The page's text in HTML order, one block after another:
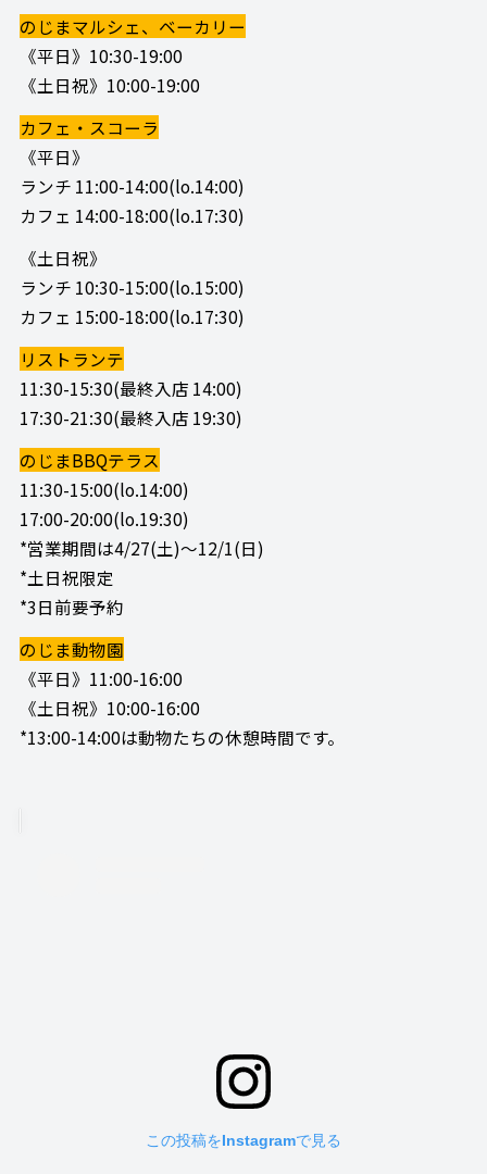
のじまマルシェ、ベーカリー
《平日》10:30-19:00
《土日祝》10:00-19:00
カフェ・スコーラ
《平日》
ランチ 11:00-14:00(lo.14:00)
カフェ 14:00-18:00(lo.17:30)
《土日祝》
ランチ 10:30-15:00(lo.15:00)
カフェ 15:00-18:00(lo.17:30)
リストランテ
11:30-15:30(最終入店 14:00)
17:30-21:30(最終入店 19:30)
のじまBBQテラス
11:30-15:00(lo.14:00)
17:00-20:00(lo.19:30)
*営業期間は4/27(土)～12/1(日)
*土日祝限定
*3日前要予約
のじま動物園
《平日》11:00-16:00
《土日祝》10:00-16:00
*13:00-14:00は動物たちの休憩時間です。
この投稿をInstagramで見る